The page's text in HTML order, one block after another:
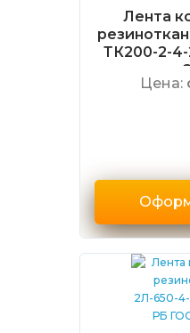
Лента
ТК200-2-
Цена: